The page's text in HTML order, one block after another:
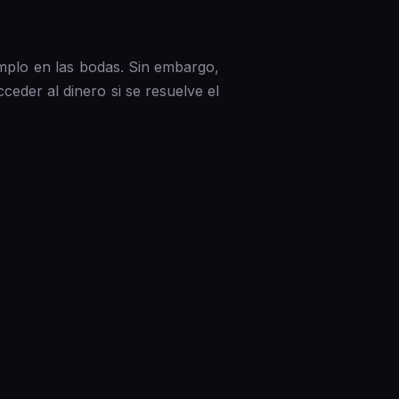
en las bodas. Sin embargo,
al dinero si se resuelve el